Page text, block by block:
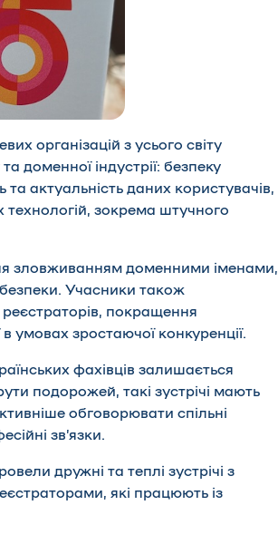
організацій з усього світу
доменної індустрії: безпеку
та актуальність даних користувачів,
технологій, зокрема штучного
зловживанням доменними іменами,
Учасники також
покращення
умовах зростаючої конкуренції.
фахівців залишається
подорожей, такі зустрічі мають
обговорювати спільні
зв’язки.
дружні та теплі зустрічі з
які працюють із